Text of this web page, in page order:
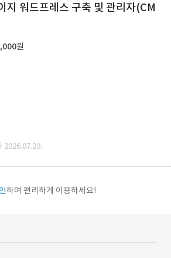
지 워드프레스 구축 및 관리자(CM
원
2026.07.29.
하여 편리하게 이용하세요!